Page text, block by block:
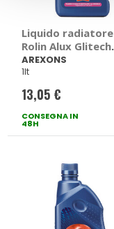
Liquido radiatore
Rolin Alux Glitech
1.13 - AREXONS
AREXONS
1lt
13,05 €
CONSEGNA IN
48H